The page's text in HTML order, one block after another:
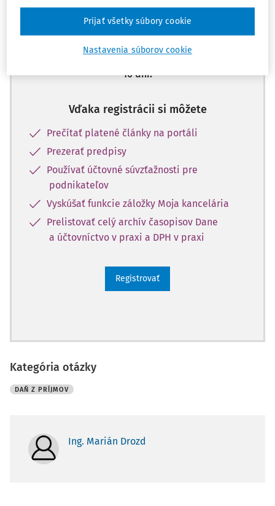
Celý dokument je len pre predplatiteľov.
Zaregistrujte sa a získajte
10 dní.
Vďaka registrácii si môžete
Prečítať platené články na portáli
Prezerať predpisy
Používať účtovné súvzťažnosti pre
podnikateľov
Vyskúšať funkcie záložky Moja kancelária
Prelistovať celý archív časopisov Dane
a účtovníctvo v praxi a DPH v praxi
Registrovať
Kategória otázky
DAŇ Z PRÍJMOV
Ing. Marián Drozd
Nastavenia súborov cookie
Prijať všetky súbory cookie